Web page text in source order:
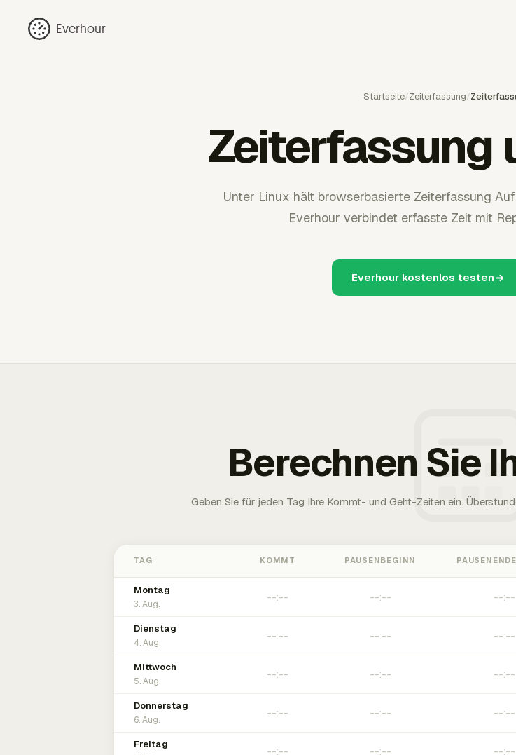
Everhour
Startseite/Zeiterfassung/
Zeiterfassung
Unter Linux hält browserbasierte Zeiterfassung
Everhour verbindet erfasste Zeit mit
Everhour kostenlos testen
Berechnen Sie
Geben Sie für jeden Tag Ihre Kommt- und Geht-Zeiten ein.
TAG KOMMT PAUSENBEGINN PAUSENENDE
Montag
3. Aug.
Dienstag
4. Aug.
Mittwoch
5. Aug.
Donnerstag
6. Aug.
Freitag